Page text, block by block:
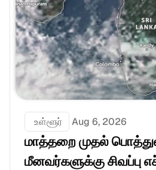
உள்ளூர் Aug 6, 2026
மாத்தறை முதல்
மீனவர்களுக்கு சிவப்பு